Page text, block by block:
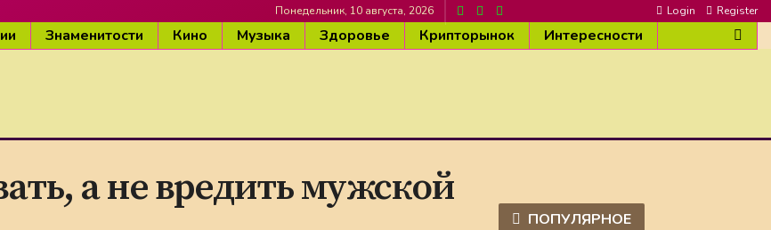
Понедельник, 10 августа, 2026 Login Register
Знаменитости Кино Музыка Здоровье Крипторынок Интересности
а не вредить мужской
ПОПУЛЯРНОЕ